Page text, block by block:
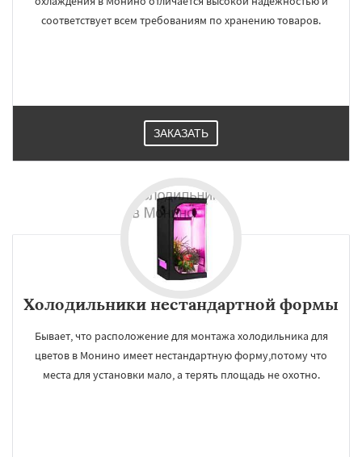
соответствует всем требованиям по хранению товаров.
ЗАКАЗАТЬ
Холодильники нестандартной формы
Бывает, что расположение для монтажа холодильника для
цветов в Монино имеет нестандартную форму,потому что
места для установки мало, а терять площадь не охотно.